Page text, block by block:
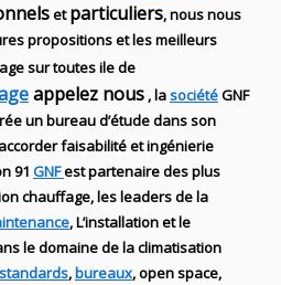
etparticuliers, nous nous
propositions et les meilleurs
sur toutes ile de
appelez nous , lasociétéGNF
un bureau d’étude dans son
faisabilité et ingénierie
91 GNFest partenaire des plus
chauffage, les leadersde la
, L’installationet le
le domaine de laclimatisation
, bureaux, open space,